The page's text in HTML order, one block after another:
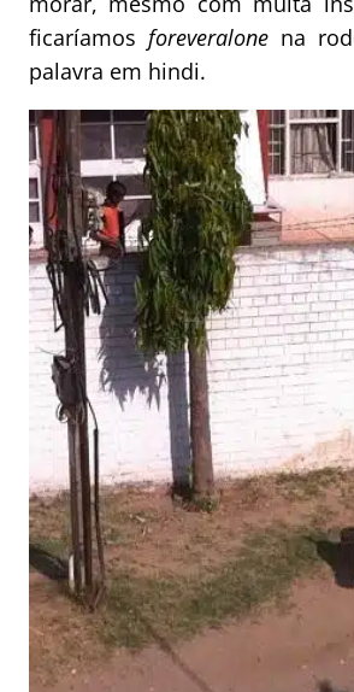
ficaríamos foreveralone na
palavra em hindi.